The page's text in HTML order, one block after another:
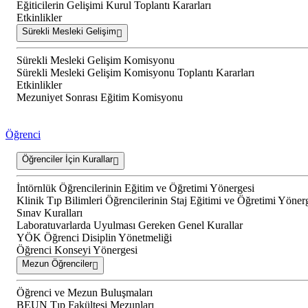
Eğiticilerin Gelişimi Kurul Toplantı Kararları
Etkinlikler
Sürekli Mesleki Gelişim
Sürekli Mesleki Gelişim Komisyonu
Sürekli Mesleki Gelişim Komisyonu Toplantı Kararları
Etkinlikler
Mezuniyet Sonrası Eğitim Komisyonu
Öğrenci
Öğrenciler İçin Kurallar
İntörnlük Öğrencilerinin Eğitim ve Öğretimi Yönergesi
Klinik Tıp Bilimleri Öğrencilerinin Staj Eğitimi ve Öğretimi
Sınav Kuralları
Laboratuvarlarda Uyulması Gereken Genel Kurallar
YÖK Öğrenci Disiplin Yönetmeliği
Öğrenci Konseyi Yönergesi
Mezun Öğrenciler
Öğrenci ve Mezun Buluşmaları
BEUN Tıp Fakültesi Mezunları